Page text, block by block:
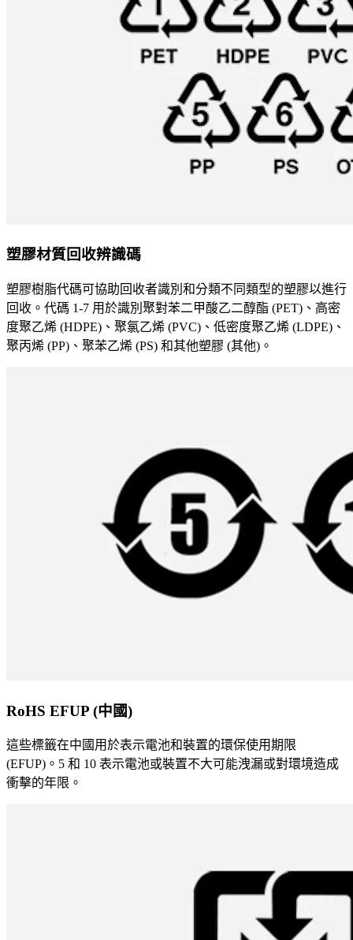
塑膠材質回收辨識碼
塑膠樹脂代碼可協助回收者識別和分類不同類型的塑膠以進行
回收。代碼 1-7 用於識別聚對苯二甲酸乙二醇酯 (PET)、高密
度聚乙烯 (HDPE)、聚氯乙烯 (PVC)、低密度聚乙烯 (LDPE)、
聚丙烯 (PP)、聚苯乙烯 (PS) 和其他塑膠 (其他)。
RoHS EFUP (中國)
這些標籤在中國用於表示電池和裝置的環保使用期限
(EFUP)。5 和 10 表示電池或裝置不大可能洩漏或對環境造成
衝擊的年限。